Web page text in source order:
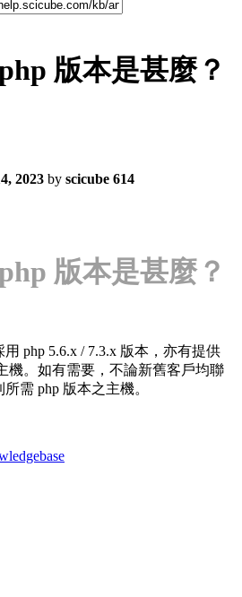
版本是甚麼？
2023 by scicube 614
版本是甚麼？
php 5.6.x / 7.3.x 版本，亦有提供
機。如有需要，不論新舊客戶均聯
需 php 版本之主機。